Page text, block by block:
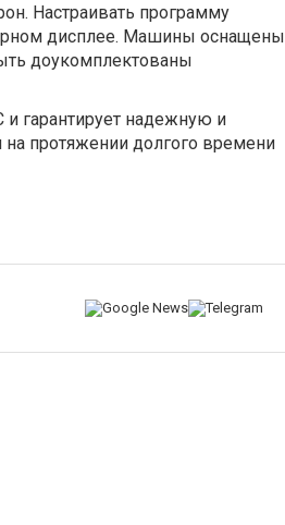
Настраивать программу
дисплее. Машины оснащены
доукомплектованы
и гарантирует надежную и
на протяжении долгого времени